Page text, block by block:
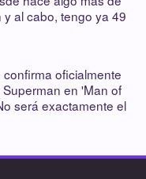
y al cabo, tengo ya 49
oficialmente
en 'Man of
será exactamente el